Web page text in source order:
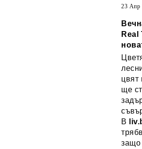
23 Апр
Real
цвят
ще
В
защо